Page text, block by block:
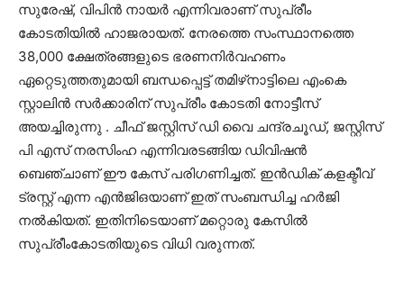
സുരേഷ്, വിപിൻ നായർ എന്നിവരാണ് സുപ്രീം
കോടതിയിൽ ഹാജരായത്. നേരത്തെ സംസ്ഥാനത്തെ
38,000 ക്ഷേത്രങ്ങളുടെ ഭരണനിർവഹണം
ഏറ്റെടുത്തതുമായി ബന്ധപ്പെട്ട് തമിഴ്‌നാട്ടിലെ എംകെ
സ്റ്റാലിൻ സർക്കാരിന് സുപ്രീം കോടതി നോട്ടീസ്
അയച്ചിരുന്നു . ചീഫ് ജസ്റ്റിസ് ഡി വൈ ചന്ദ്രചൂഡ്, ജസ്റ്റിസ്
പി എസ് നരസിംഹ എന്നിവരടങ്ങിയ ഡിവിഷൻ
ബെഞ്ചാണ് ഈ കേസ് പരിഗണിച്ചത്. ഇൻഡിക് കളക്ടീവ്
ട്രസ്റ്റ് എന്ന എൻജിഒയാണ് ഇത് സംബന്ധിച്ച ഹർജി
നൽകിയത്. ഇതിനിടെയാണ് മറ്റൊരു കേസിൽ
സുപ്രീംകോടതിയുടെ വിധി വരുന്നത്.